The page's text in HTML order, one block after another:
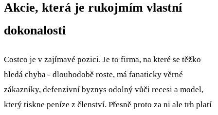
Akcie, která je rukojmím vlastní
dokonalosti
Costco je v zajímavé pozici. Je to firma, na které se těžko
hledá chyba - dlouhodobě roste, má fanaticky věrné
zákazníky, defenzivní byznys odolný vůči recesi a model,
který tiskne peníze z členství. Přesně proto za ni ale trh platí